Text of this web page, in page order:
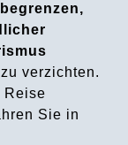
verzichten.
Reise
Sie in